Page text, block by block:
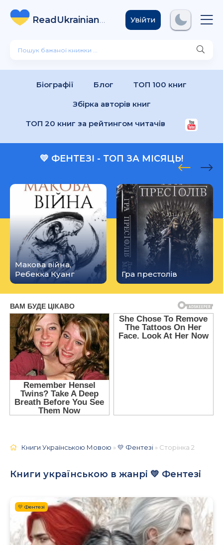
ReadUkrainian
Books .com
Увійти
Біографії Блог ТОП 100 книг
Збірка авторів книг
ТОП 20 книг за рейтингом читачів
💛 ФЕНТЕЗІ - ТОП ЗА МІСЯЦЬ!
Макова війна,
Ребекка Куанг
Гра престолів
Книги Українською Мовою »💛 Фентезі » Сторінка 2
Книги українською в жанрі 💛 Фентезі
💛 Фентезі